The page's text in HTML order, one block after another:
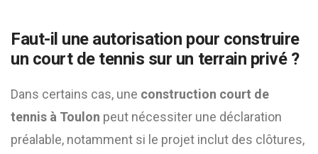
Faut-il une autorisation pour construire
un court de tennis sur un terrain privé ?
Dans certains cas, une construction court de
tennis à Toulon peut nécessiter une déclaration
préalable, notamment si le projet inclut des clôtures,